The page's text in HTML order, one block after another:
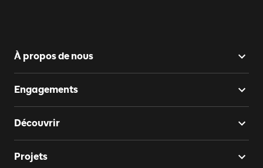
À propos de nous
Engagements
Découvrir
Projets